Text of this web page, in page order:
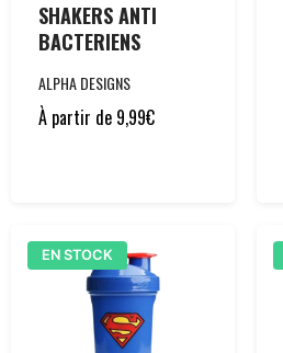
SHAKERS ANTI
BACTERIENS
ALPHA DESIGNS
À partir de 9,99€
EN STOCK